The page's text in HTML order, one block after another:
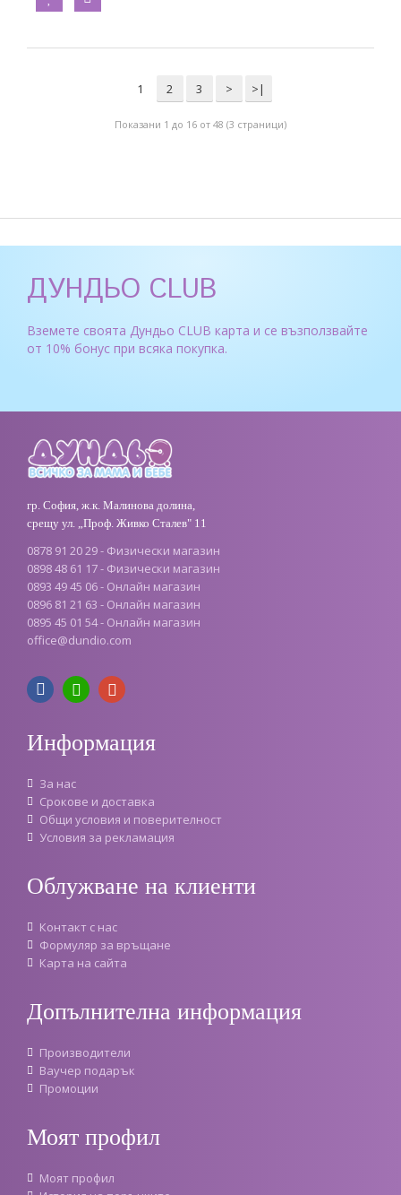
1 2 3 > >|
Показани 1 до 16 от 48 (3 страници)
ДУНДЬО CLUB
Вземете своята Дундьо CLUB карта и се възползвайте
от 10% бонус при всяка покупка.
гр. София, ж.к. Малинова долина,
срещу ул. „Проф. Живко Сталев" 11
0878 91 20 29 - Физически магазин
0898 48 61 17 - Физически магазин
0893 49 45 06 - Онлайн магазин
0896 81 21 63 - Онлайн магазин
0895 45 01 54 - Онлайн магазин
office@dundio.com
Информация
За нас
Срокове и доставка
Oбщи условия и поверителност
Условия за рекламация
Облужване на клиенти
Контакт с нас
Формуляр за връщане
Карта на сайта
Допълнителна информация
Производители
Ваучер подарък
Промоции
Моят профил
Моят профил